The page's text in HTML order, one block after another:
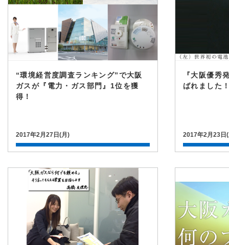
“環境経営度調査ランキング”で大阪
ガスが『電力・ガス部門』1位を獲
得！
2017年2月27日(月)
『大阪優秀
ばれました
2017年2月23日